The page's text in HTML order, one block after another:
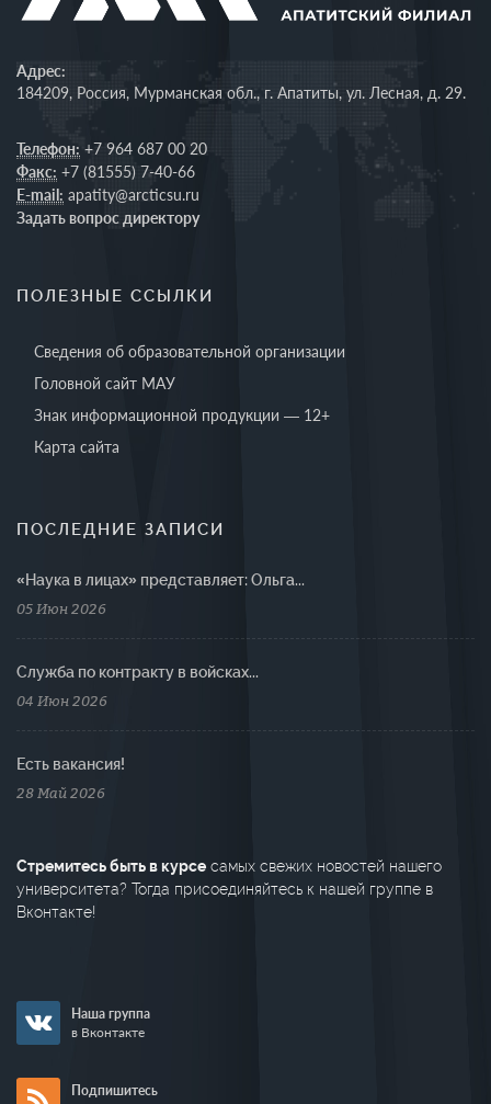
Адрес:
184209, Россия, Мурманская обл., г. Апатиты, ул. Лесная, д. 29.
Телефон: +7 964 687 00 20
Факс: +7 (81555) 7-40-66
E-mail: apatity@arcticsu.ru
Задать вопрос директору
ПОЛЕЗНЫЕ ССЫЛКИ
Сведения об образовательной организации
Головной сайт МАУ
Знак информационной продукции — 12+
Карта сайта
ПОСЛЕДНИЕ ЗАПИСИ
«Наука в лицах» представляет: Ольга...
05 Июн 2026
Cлужба по контракту в войсках...
04 Июн 2026
Есть вакансия!
28 Май 2026
Стремитесь быть в курсе самых свежих новостей нашего
университета? Тогда присоединяйтесь к нашей группе в
Вконтакте!
Наша группа
в Вконтакте
Подпишитесь